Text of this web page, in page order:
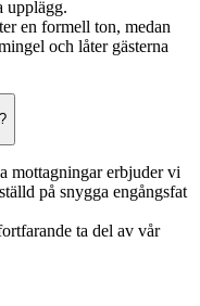
upplägg.
en formell ton, medan
och låter gästerna
mottagningar erbjuder vi
på snygga engångsfat
ta del av vår